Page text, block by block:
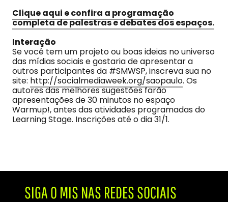
Clique aqui e confira a programação
completa de palestras e debates dos espaços.
Interação
Se você tem um projeto ou boas ideias no universo
das mídias sociais e gostaria de apresentar a
outros participantes da #SMWSP, inscreva sua no
site: http://socialmediaweek.org/saopaulo. Os
autores das melhores sugestões farão
apresentações de 30 minutos no espaço
Warmup!, antes das atividades programadas do
Learning Stage. Inscrições até o dia 31/1.
SIGA O MIS NAS REDES SOCIAIS